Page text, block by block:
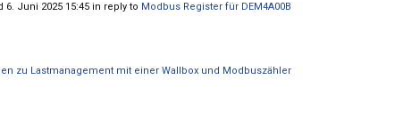
6. Juni 2025 15:45 in reply to Modbus Register für DEM4A00B
zu Lastmanagement mit einer Wallbox und Modbuszähler